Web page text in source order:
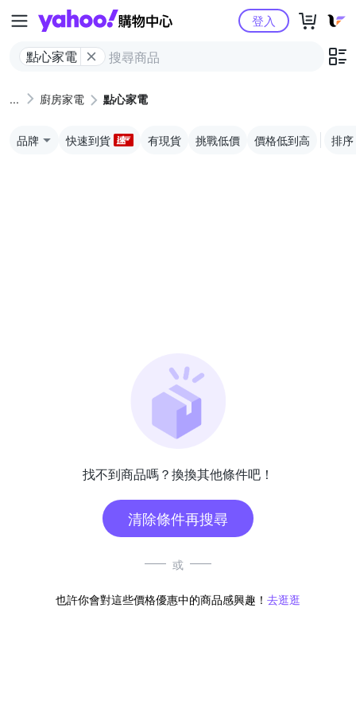
Yahoo購物中心
點心家電
登入
廚房家電 點心家電
品牌 快速到貨 有現貨 挑戰低價 價格低到高 排序
找不到商品嗎？換換其他條件吧！
清除條件再搜尋
或
也許你會對這些價格優惠中的商品感興趣！ 去逛逛